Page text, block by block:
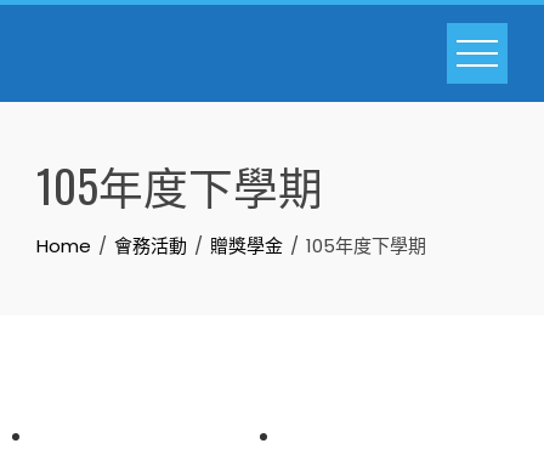
Skip
105年度下學期
Home 會務活動 贈獎學金 105年度下學期